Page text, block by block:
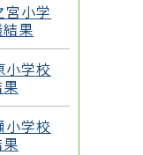
宮小学
果
小学校
小学校